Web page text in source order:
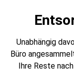
Unabhängig
Büro
Ihre Reste